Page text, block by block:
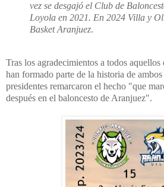
vez se desgajó el Club de
Loyola en 2021. En 2024 Villa y
Basket Aranjuez.
Tras los agradecimientos a todos
han formado parte de la historia de
presidentes remarcaron el hecho "que
después en el baloncesto de Aranjuez".